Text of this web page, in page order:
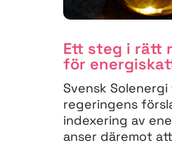
Ett steg i rätt
för
Svensk
regeringens
indexering av
anser däremot